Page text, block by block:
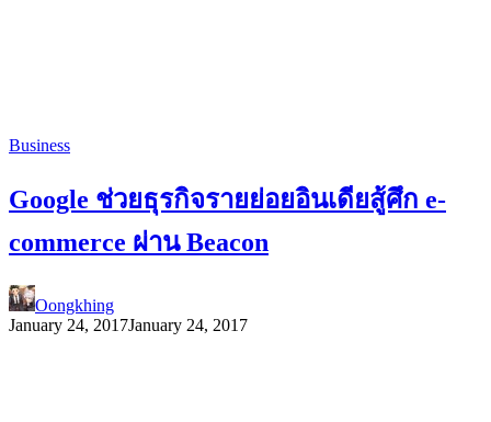
Business
Google ช่วยธุรกิจรายย่อยอินเดียสู้ศึก e-
commerce ผ่าน Beacon
Oongkhing
January 24, 2017January 24, 2017